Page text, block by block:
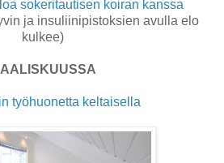
sokeritautisen koiran kanssa
ja insuliinipistoksien avulla elo
kulkee)
työhuonetta keltaisella